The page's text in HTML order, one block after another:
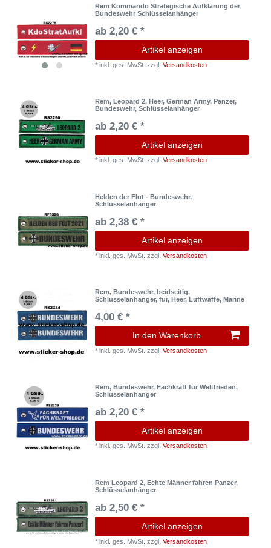
Rem Kommando Strategische Aufklärung der
Bundeswehr Schlüsselanhänger
ab 2,20 € *
Artikel anzeigen
*inkl. ges. MwSt. zzgl.Versandkosten
Rem, Leopard 2, Heer, German Army, Panzer,
Bundeswehr, Schlüsselanhänger
ab 2,20 € *
Artikel anzeigen
*inkl. ges. MwSt. zzgl.Versandkosten
Helden der Flut - Bundeswehr,
Schlüsselanhänger
ab 2,38 € *
Artikel anzeigen
*inkl. ges. MwSt. zzgl.Versandkosten
Rem, Bundeswehr, beidseitig,
Schlüsselanhänger, für, Heer, Luftwaffe, Marine
4,00 € *
In den Warenkorb
*inkl. ges. MwSt. zzgl.Versandkosten
Rem, Bundeswehr, Fachkraft für Weltfrieden,
Schlüsselanhänger
ab 2,20 € *
Artikel anzeigen
*inkl. ges. MwSt. zzgl.Versandkosten
Rem Leopard 2, Echte Männer fahren Panzer,
Schlüsselanhänger
ab 2,50 € *
Artikel anzeigen
*inkl. ges. MwSt. zzgl.Versandkosten